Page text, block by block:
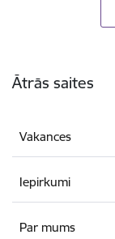
Ātrās saites
Vakances
Iepirkumi
Par mums